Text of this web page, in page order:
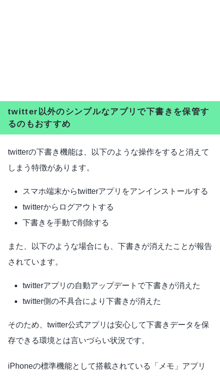
twitter以外のシンプルなアプリで下書きを保管す
るのもおすすめ
twitterの下書き機能は、以下のような操作をすると消えて
しまう特徴があります。
スマホ端末からtwitterアプリをアンインストールする
twitterからログアウトする
下書きを手動で削除する
また、以下のような場合にも、下書きが消えたことが報告
されています。
twitterアプリの自動アップデートで下書きが消えた
twitter側の不具合により下書きが消えた
そのため、twitter公式アプリは安心して下書きデータを保
存できる環境とは言いづらい状況です。
iPhoneの標準機能として搭載されている「メモ」アプリ